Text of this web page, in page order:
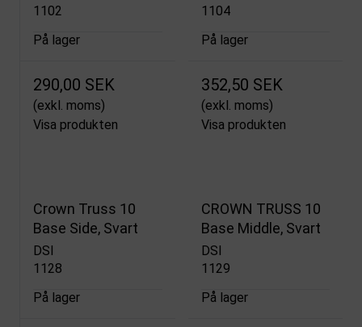
1102
På lager
290,00 SEK
(exkl. moms)
Visa produkten
1104
På lager
352,50 SEK
(exkl. moms)
Visa produkten
Crown Truss 10
Base Side, Svart
DSI
1128
På lager
CROWN TRUSS 10
Base Middle, Svart
DSI
1129
På lager